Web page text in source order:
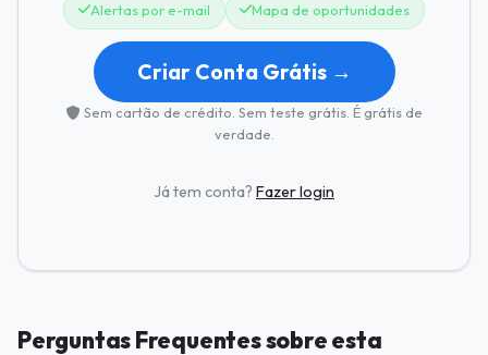
Alertas por e-mail Mapa de oportunidades
Criar Conta Grátis →
Sem cartão de crédito. Sem teste grátis. É grátis de
verdade.
Já tem conta? Fazer login
Perguntas Frequentes sobre esta